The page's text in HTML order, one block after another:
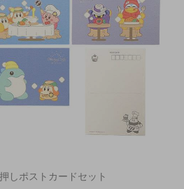
しポストカードセット